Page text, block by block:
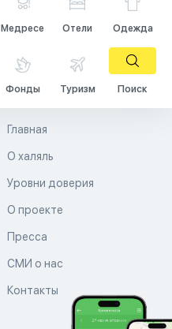
Медресе Отели Одежда
Фонды Туризм Поиск
Главная
О халяль
Уровни доверия
О проекте
Пресса
СМИ о нас
Контакты